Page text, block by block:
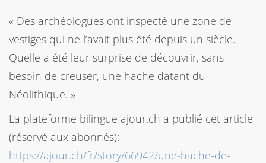
« Des archéologues ont inspecté une zone de
vestiges qui ne l’avait plus été depuis un siècle.
Quelle a été leur surprise de découvrir, sans
besoin de creuser, une hache datant du
Néolithique. »
La plateforme bilingue ajour.ch a publié cet article
(réservé aux abonnés):
https://ajour.ch/fr/story/66942/une-hache-de-